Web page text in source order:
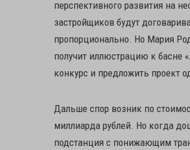
перспективного развития на
застройщиков будут
пропорционально. Но Мария
получит иллюстрацию к басне
конкурс и предложить проект
Дальше спор возник по
миллиарда рублей. Но когда
подстанция с понижающим